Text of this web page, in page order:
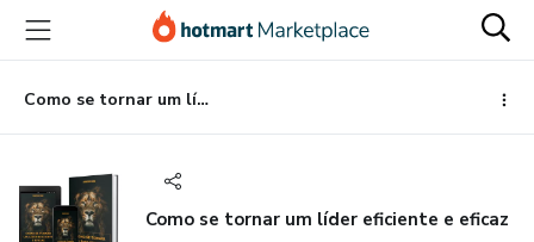
para
conteúdo
principal
para
pagamento
para
rodapé
Como se tornar um líder eficiente e eficaz
Como se tornar um líder eficiente e eficaz